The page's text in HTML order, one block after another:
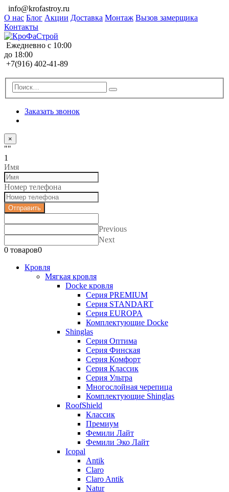
info@krofastroy.ru
О нас Блог Акции Доставка Монтаж Вызов замерщика
Контакты
Ежедневно с 10:00
до 18:00
+7(916) 402-41-89
Заказать звонок
×
""
1
Имя
Номер телефона
Отправить
Previous
Next
0 товаров0
Кровля
Мягкая кровля
Docke кровля
Серия PREMIUM
Серия STANDART
Серия EUROPA
Комплектующие Docke
Shinglas
Серия Оптима
Серия Финская
Серия Комфорт
Серия Классик
Серия Ультра
Многослойная черепица
Комплектующие Shinglas
RoofShield
Классик
Премиум
Фемили Лайт
Фемили Эко Лайт
Icopal
Antik
Claro
Claro Antik
Natur